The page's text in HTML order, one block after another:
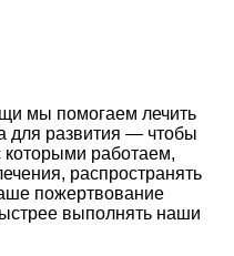
мы помогаем лечить
для развития — чтобы
которыми работаем,
распространять
пожертвование
выполнять наши